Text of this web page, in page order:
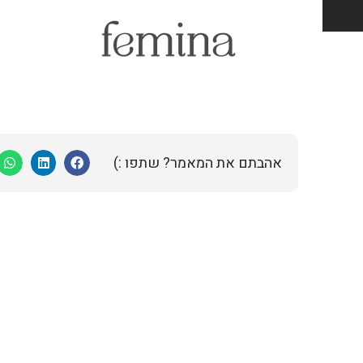
אהבתם את המאמר? שתפו :)